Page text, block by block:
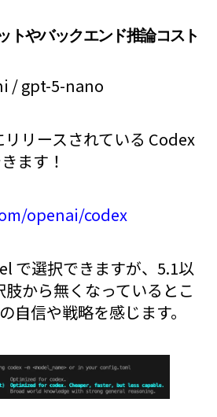
トやバックエンド推論コスト
/ gpt-5-nano
リースされている Codex
ます！
openai/codex
で選択できますが、5.1以
から無くなっているとこ
自信や戦略を感じます。